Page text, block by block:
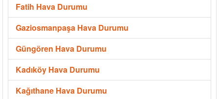
Fatih Hava Durumu
Gaziosmanpaşa Hava Durumu
Güngören Hava Durumu
Kadıköy Hava Durumu
Kağıthane Hava Durumu